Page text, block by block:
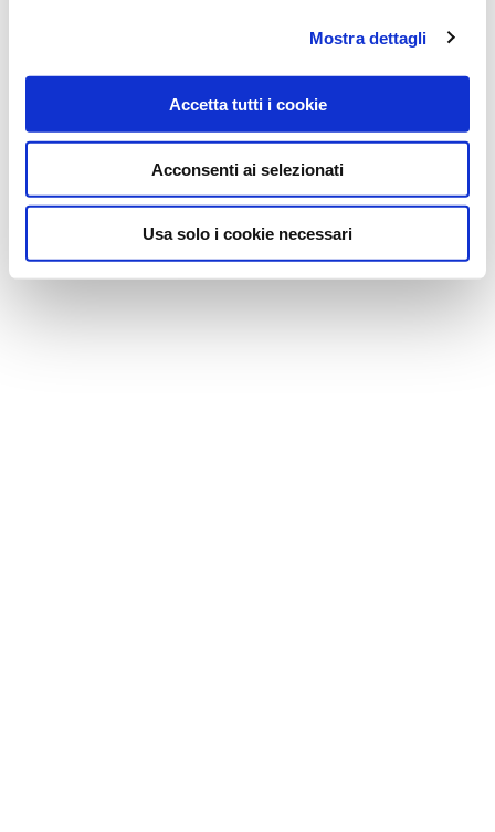
Mostra dettagli
Accetta tutti i cookie
Acconsenti ai selezionati
Usa solo i cookie necessari